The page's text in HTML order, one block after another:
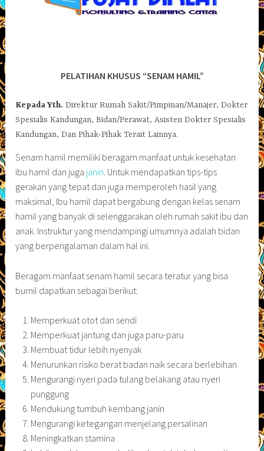
PELATIHAN KHUSUS “SENAM HAMIL”
Kepada Yth. Direktur Rumah Sakit/Pimpinan/Manajer, Dokter
Spesialis Kandungan, Bidan/Perawat, Asisten Dokter Spesialis
Kandungan, Dan Pihak-Pihak Terait Lainnya.
Senam hamil memiliki beragam manfaat untuk kesehatan
ibu hamil dan juga janin . Untuk mendapatkan tips-tips
gerakan yang tepat dan juga memperoleh hasil yang
maksimal, Ibu hamil dapat bergabung dengan kelas senam
hamil yang banyak di selenggarakan oleh rumah sakit ibu dan
anak. Instruktur yang mendampingi umumnya adalah bidan
yang berpengalaman dalam hal ini.
Beragam manfaat senam hamil secara teratur yang bisa
bumil dapatkan sebagai berikut:
Memperkuat otot dan sendi
Memperkuat jantung dan juga paru-paru
Membuat tidur lebih nyenyak
Menurunkan risiko berat badan naik secara berlebihan
Mengurangi nyeri pada tulang belakang atau nyeri
punggung
Mendukung tumbuh kembang janin
Mengurangi ketegangan menjelang persalinan
Meningkatkan stamina